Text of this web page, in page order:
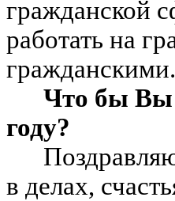
гражданской
работать на
гражданскими.
Что бы Вы
году?
в делах,